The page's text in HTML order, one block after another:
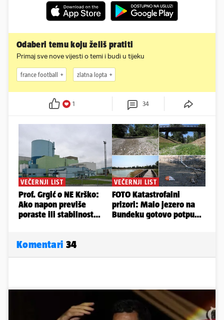
Odaberi temu koju želiš pratiti
Primaj sve nove vijesti o temi i budi u tijeku
france football zlatna lopta
1 34
Komentari 34